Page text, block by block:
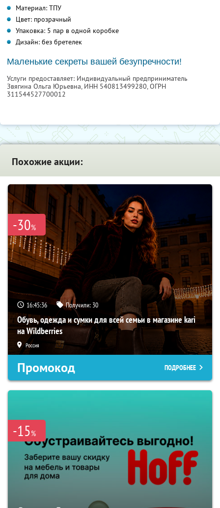
Материал: ТПУ
Цвет: прозрачный
Упаковка: 5 пар в одной коробке
Дизайн: без бретелек
Маленькие секреты вашей безупречности!
Услуги предоставляет: Индивидуальный предприниматель
Звягина Ольга Юрьевна, ИНН 540813499280, ОГРН
311544527700012
Похожие акции:
-30%
16:45:35 Получили: 30
Обувь, одежда и сумки для всей семьи в магазине kari
на Wildberries
Россия
Промокод ПОДРОБНЕЕ
-15%